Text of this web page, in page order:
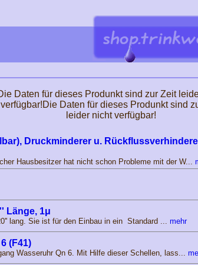
Daten für dieses Produnkt sind zur Zeit
Daten für dieses Produnkt sind
leider nicht verfügbar!
Druckminderer u.
Hausbesitzer hat nicht schon Probleme mit der W...
Länge, 1μ
lang. Sie ist für den Einbau in ein Standard ... mehr
(F41)
Wasseruhr Qn 6. Mit Hilfe dieser Schellen, lass...